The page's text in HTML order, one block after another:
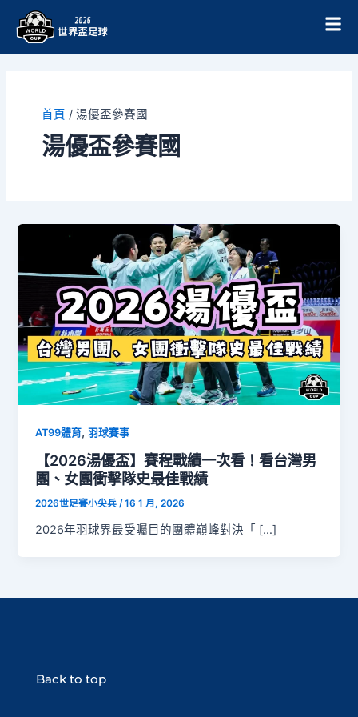
首頁 / 湯優盃參賽國
湯優盃參賽國
AT99體育,羽球賽事
【2026湯優盃】賽程戰績一次看！看台灣男
團、女團衝擊隊史最佳戰績
2026世足賽小尖兵/16 1 月, 2026
2026年羽球界最受矚目的團體巔峰對決「 […]
Back to top